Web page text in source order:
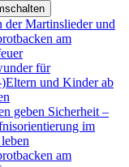
der Martinslieder und
am
für
und Kinder ab
geben Sicherheit –
im
am